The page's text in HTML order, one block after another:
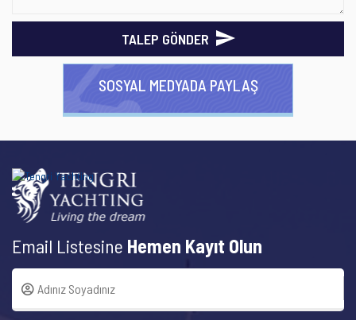
TALEP GÖNDER
SOSYAL MEDYADA PAYLAŞ
Email Listesine Hemen Kayıt Olun